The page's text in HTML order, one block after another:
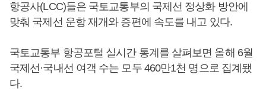
항공사(LCC)들은 국토교통부의 국제선 정상화 방안에
맞춰 국제선 운항 재개와 증편에 속도를 내고 있다.
국토교통부 항공포털 실시간 통계를 살펴보면 올해 6월
국제선·국내선 여객 수는 모두 460만1천 명으로 집계됐
다.